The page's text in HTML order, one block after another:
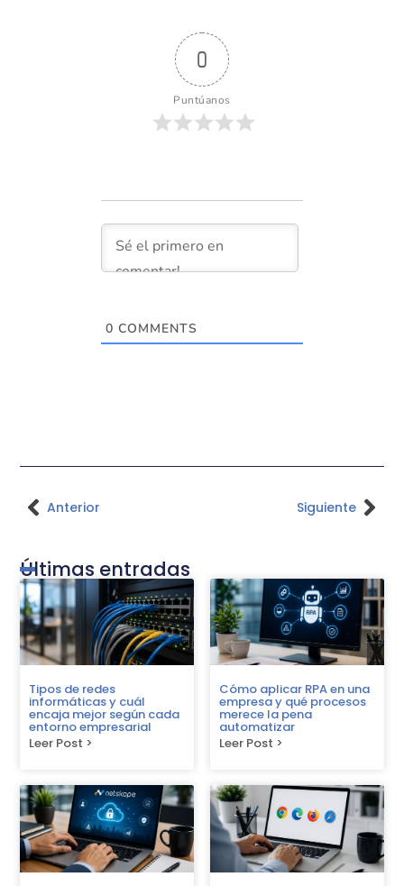
0
Puntúanos
0 COMMENTS
Anterior Siguiente
Últimas entradas
Tipos de redes
informáticas y cuál
encaja mejor según cada
entorno empresarial
Leer Post >
Cómo aplicar RPA en una
empresa y qué procesos
merece la pena
automatizar
Leer Post >